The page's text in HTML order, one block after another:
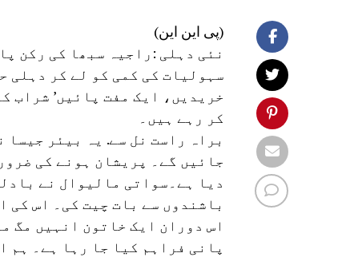
(پی این این)
نئی دہلی :راجیہ سبھا کی رکن
سہولیات کی کمی کو لے کر دہلی
خریدیں، ایک مفت پائیں’ شراب
کر رہے ہیں۔
براہ راست نل سے. یہ بیئر جیسا
جائیں گے۔ پریشان ہونے کی
دیا ہے۔سواتی مالیوال نے
باشندوں سے بات چیت کی۔ اس کی
اس دوران ایک خاتون انہیں مگ
پانی فراہم کیا جا رہا ہے۔ ہم